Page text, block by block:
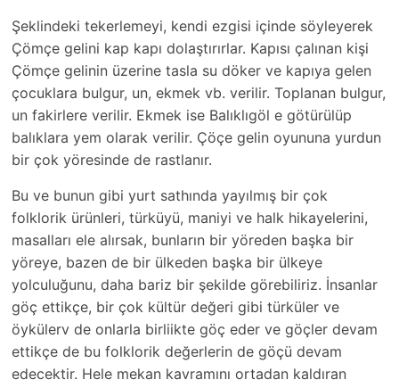
Şeklindeki tekerlemeyi, kendi ezgisi içinde söyleyerek
Çömçe gelini kap kapı dolaştırırlar. Kapısı çalınan kişi
Çömçe gelinin üzerine tasla su döker ve kapıya gelen
çocuklara bulgur, un, ekmek vb. verilir. Toplanan bulgur,
un fakirlere verilir. Ekmek ise Balıklıgöl e götürülüp
balıklara yem olarak verilir. Çöçe gelin oyununa yurdun
bir çok yöresinde de rastlanır.
Bu ve bunun gibi yurt sathında yayılmış bir çok
folklorik ürünleri, türküyü, maniyi ve halk hikayelerini,
masalları ele alırsak, bunların bir yöreden başka bir
yöreye, bazen de bir ülkeden başka bir ülkeye
yolculuğunu, daha bariz bir şekilde görebiliriz. İnsanlar
göç ettikçe, bir çok kültür değeri gibi türküler ve
öykülerv de onlarla birliikte göç eder ve göçler devam
ettikçe de bu folklorik değerlerin de göçü devam
edecektir. Hele mekan kavramını ortadan kaldıran